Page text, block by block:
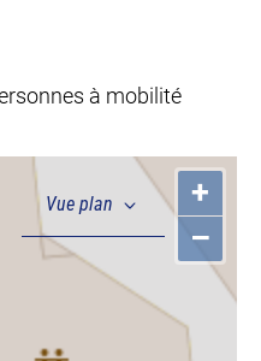
à mobilité
+
–